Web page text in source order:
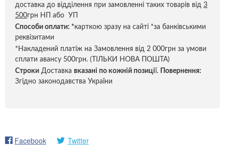
доставка до відділення при замовленні таких товарів від 3
500грн НП або УП
Способи оплати: *карткою зразу на сайті *за банківськими
реквізитами
*Накладений платіж на Замовлення від 2 000грн за умови
сплати авансу 500грн. (ТІЛЬКИ НОВА ПОШТА)
Строки Доставка вказані по кожній позиції.
Повернення:
Згідно законодавства України
Facebook Twitter